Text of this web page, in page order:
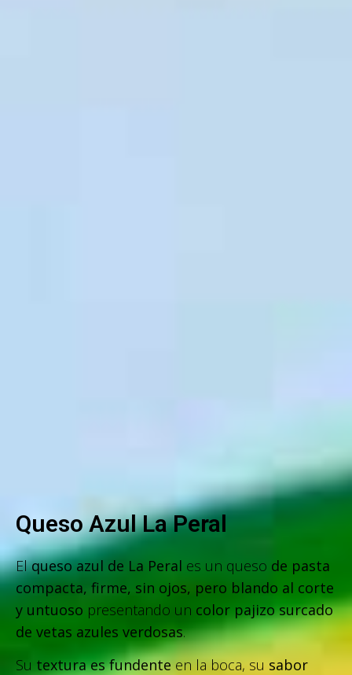
Queso Azul La Peral
Elqueso azul de La Peral es un queso de pasta
compacta, firme, sin ojos, pero blando al corte
y untuoso presentando un color pajizo surcado
de vetas azules verdosas.
Su textura es fundenteen la boca, su sabor